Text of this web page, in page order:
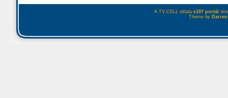
A TV-CELL oldala e107 portál
Theme by